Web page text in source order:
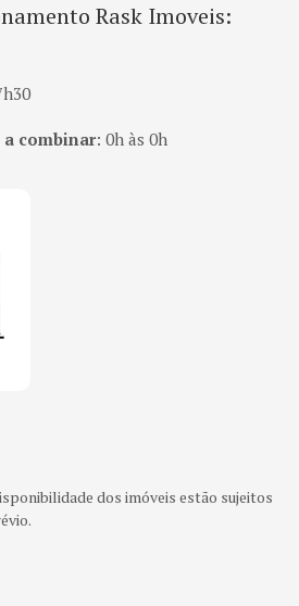
Rask Imoveis:
combinar: 0h às 0h
dos imóveis estão sujeitos